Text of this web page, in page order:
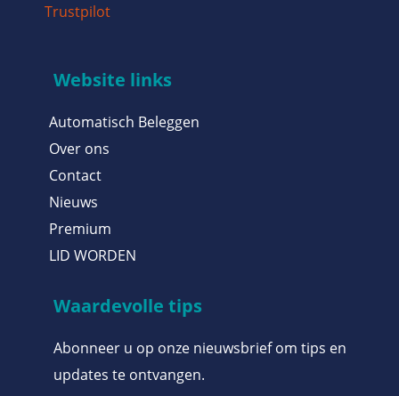
Trustpilot
Website links
Automatisch Beleggen
Over ons
Contact
Nieuws
Premium
LID WORDEN
Waardevolle tips
Abonneer u op onze nieuwsbrief om tips en
updates te ontvangen.